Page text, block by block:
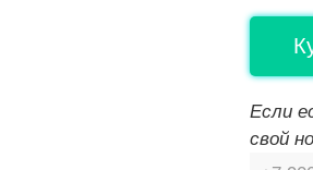
Если
свой